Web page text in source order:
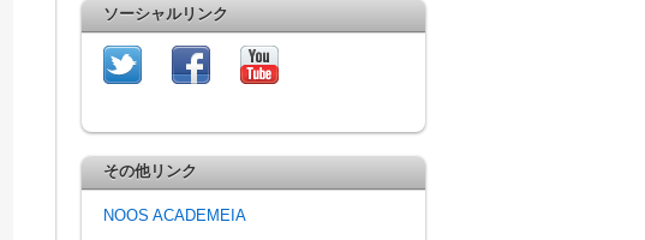
ソーシャルリンク
その他リンク
NOOS ACADEMEIA